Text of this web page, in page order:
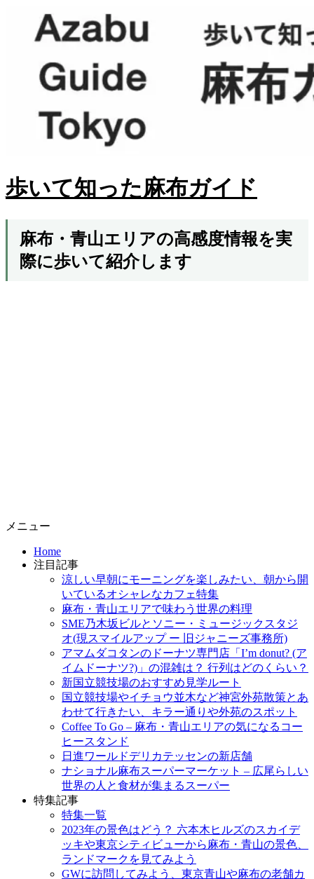
歩いて知った麻布ガイド
麻布・青山エリアの高感度情報を実
際に歩いて紹介します
メニュー
テ
ン
ツ
ス
キ
プ
Home
注目記事
涼しい早朝にモーニングを楽しみたい、朝から開
いているオシャレなカフェ特集
麻布・青山エリアで味わう世界の料理
SME乃木坂ビルとソニー・ミュージックスタジ
オ(現スマイルアップ ー 旧ジャニーズ事務所)
アマムダコタンのドーナツ専門店「I’m donut? (ア
イムドーナツ?)」の混雑は？ 行列はどのくらい？
新国立競技場のおすすめ見学ルート
国立競技場やイチョウ並木など神宮外苑散策とあ
わせて行きたい、キラー通りや外苑のスポット
Coffee To Go – 麻布・青山エリアの気になるコー
ヒースタンド
日進ワールドデリカテッセンの新店舗
ナショナル麻布スーパーマーケット – 広尾らしい
世界の人と食材が集まるスーパー
特集記事
特集一覧
2023年の景色はどう？ 六本木ヒルズのスカイデ
ッキや東京シティビューから麻布・青山の景色、
ランドマークを見てみよう
GWに訪問してみよう、東京青山や麻布の老舗カ